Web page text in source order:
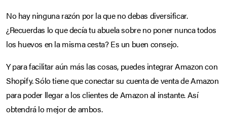
No hay ninguna razón por la que no debas diversificar.
¿Recuerdas lo que decía tu abuela sobre no poner nunca todos
los huevos en la misma cesta? Es un buen consejo.
Y para facilitar aún más las cosas, puedes integrar Amazon con
Shopify. Sólo tiene que conectar su cuenta de venta de Amazon
para poder llegar a los clientes de Amazon al instante. Así
obtendrá lo mejor de ambos.